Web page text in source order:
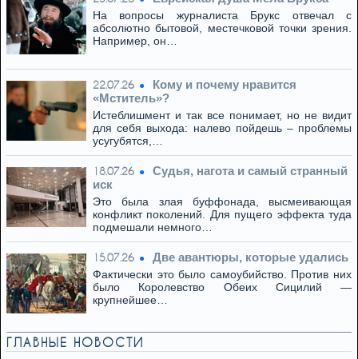
На вопросы журналиста Брукс отвечал с
абсолютно бытовой, местечковой точки зрения.
Например, он…
22.07.26
Кому и почему нравится
«Мститель»?
Истеблишмент и так все понимает, но не видит
для себя выхода: налево пойдешь – проблемы
усугубятся,…
18.07.26
Cудья, нагота и самый странный
иск
Это была злая буффонада, высмеивающая
конфликт поколений. Для пущего эффекта туда
подмешали немного…
15.07.26 Две авантюры, которые удались
Фактически это было самоубийство. Против них
было Королевство Обеих Сицилий —
крупнейшее…
ГЛАВНЫЕ НОВОСТИ